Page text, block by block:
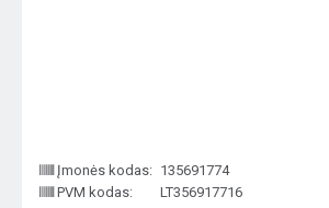
Įmonės kodas: 135691774
PVM kodas:
LT356917716